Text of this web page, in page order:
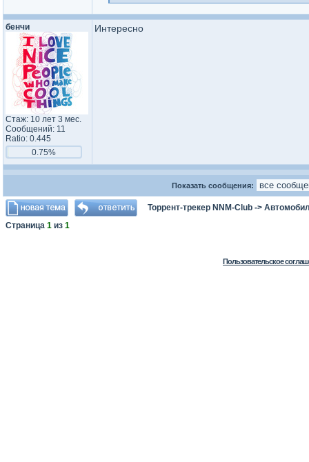
бенчи
Стаж: 10 лет 3 мес.
Сообщений: 11
Ratio: 0.445
0.75%
Интересно
Показать сообщения:
Торрент-трекер NNM-Club ->
Страница 1 из 1
Пользовательское